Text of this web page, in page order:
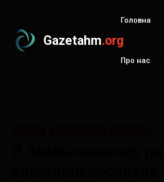
Gazetahm.org
Головна
Про нас
В Хмільницькому районі